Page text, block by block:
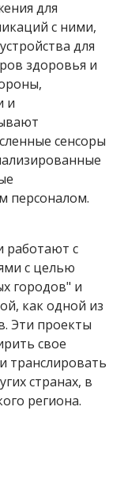
для
с ними,
для
здоровья и
и
сенсоры
персоналом.
работают с
с целью
городов" и
как одной из
Эти проекты
свое
транслировать
странах, в
региона.